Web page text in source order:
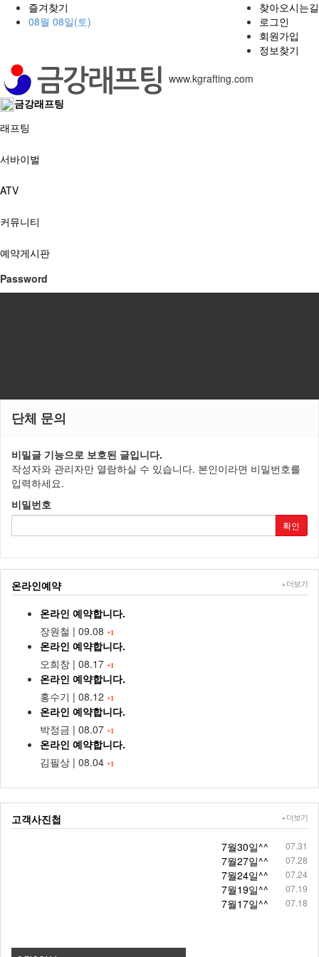
즐겨찾기
08월 08일(토)
찾아오시는길
로그인
회원가입
정보찾기
www.kgrafting.com
금강래프팅
래프팅
서바이벌
ATV
커뮤니티
예약게시판
Password
단체 문의
비밀글 기능으로 보호된 글입니다.
작성자와 관리자만 열람하실 수 있습니다. 본인이라면 비밀번호를
입력하세요.
비밀번호
확인
+ 더보기
온라인예약
온라인 예약합니다.
장원철 | 09.08 +1
온라인 예약합니다.
오희창 | 08.17 +1
온라인 예약합니다.
홍수기 | 08.12 +1
온라인 예약합니다.
박정금 | 08.07 +1
온라인 예약합니다.
김필상 | 08.04 +1
+ 더보기
고객사진첩
07.31
7월30일^^
07.28
7월27일^^
07.24
7월24일^^
07.19
7월19일^^
07.18
7월17일^^